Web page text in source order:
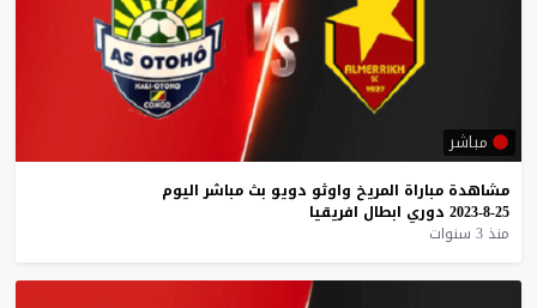
مباشر
مشاهدة مباراة المريخ واوثو دويو بث مباشر اليوم
25-8-2023
دوري ابطال افريقيا
منذ 3 سنوات